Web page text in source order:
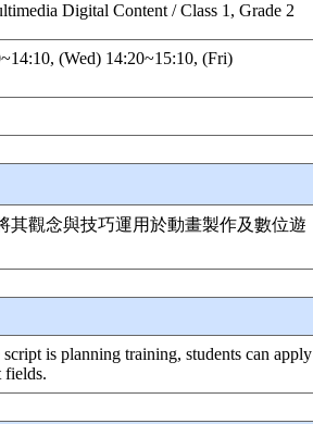
Digital Content / Class 1, Grade 2
(Wed) 14:20~15:10, (Fri)
其觀念與技巧運用於動畫製作及數位遊
is planning training, students can apply
fields.